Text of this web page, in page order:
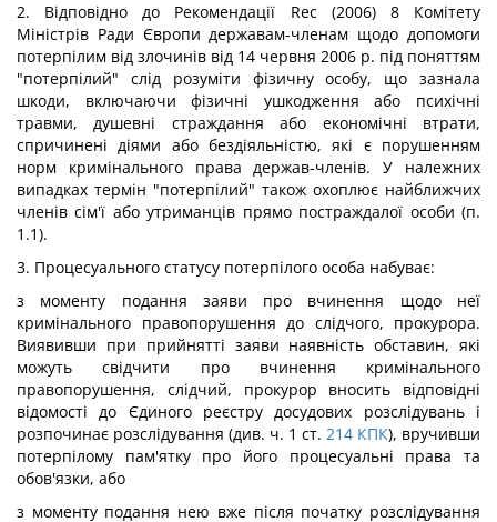
2. Відповідно до Рекомендації Rec (2006) 8 Комітету
Міністрів Ради Європи державам-членам щодо допомоги
потерпілим від злочинів від 14 червня 2006 р. під поняттям
"потерпілий" слід розуміти фізичну особу, що зазнала
шкоди, включаючи фізичні ушкодження або психічні
травми, душевні страждання або економічні втрати,
спричинені діями або бездіяльністю, які є порушенням
норм кримінального права держав-членів. У належних
випадках термін "потерпілий" також охоплює найближчих
членів сім'ї або утриманців прямо постраждалої особи (п.
1.1).
3. Процесуального статусу потерпілого особа набуває:
з моменту подання заяви про вчинення щодо неї
кримінального правопорушення до слідчого, прокурора.
Виявивши при прийнятті заяви наявність обставин, які
можуть свідчити про вчинення кримінального
правопорушення, слідчий, прокурор вносить відповідні
відомості до Єдиного реєстру досудових розслідувань і
розпочинає розслідування (див. ч. 1 ст. 214 КПК), вручивши
потерпілому пам'ятку про його процесуальні права та
обов'язки, або
з моменту подання нею вже після початку розслідування